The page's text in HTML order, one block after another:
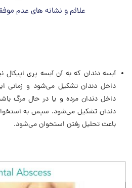
علائم و نشانه های عدم
آبسه دندان که به آن آبسه پری
داخل دندان تشکیل می‌شود و زمانی
داخل دندان مرده و یا در حال مرگ
دندان تشکیل می‌شود. سپس به
باعث تحلیل رفتن استخوان می‌شود.